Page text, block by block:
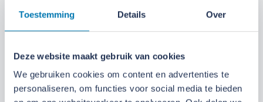
Toestemming Details Over
Deze website maakt gebruik van cookies
We gebruiken cookies om content en advertenties te
personaliseren, om functies voor social media te bieden
Verreiker – Wacker Neuson TH412